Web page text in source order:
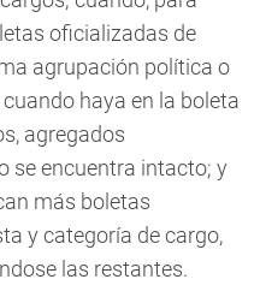
oficializadas de
agrupación política o
haya en la boleta
agregados
se encuentra intacto; y
más boletas
y categoría de cargo,
las restantes.